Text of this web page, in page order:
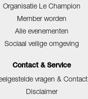
Organisatie Le Champion
Member worden
Alle evenementen
Sociaal veilige omgeving
Contact & Service
vragen & Contact
Disclaimer